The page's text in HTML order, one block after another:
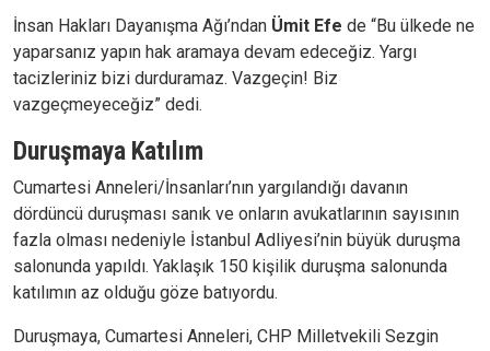
İnsan Hakları Dayanışma Ağı’ndan Ümit Efe de “Bu ülkede ne
yaparsanız yapın hak aramaya devam edeceğiz. Yargı
tacizleriniz bizi durduramaz. Vazgeçin! Biz
vazgeçmeyeceğiz” dedi.
Duruşmaya Katılım
Cumartesi Anneleri/İnsanları’nın yargılandığı davanın
dördüncü duruşması sanık ve onların avukatlarının sayısının
fazla olması nedeniyle İstanbul Adliyesi’nin büyük duruşma
salonunda yapıldı. Yaklaşık 150 kişilik duruşma salonunda
katılımın az olduğu göze batıyordu.
Duruşmaya, Cumartesi Anneleri, CHP Milletvekili Sezgin